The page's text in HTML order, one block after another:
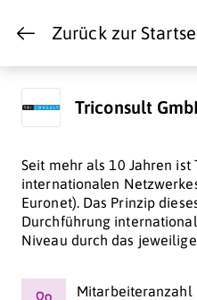
Zurück zur
Triconsult
Seit mehr als 10 Jahren ist
internationalen
Euronet). Das Prinzip
Durchführung
Niveau durch das
Mitarbeiteranzahl